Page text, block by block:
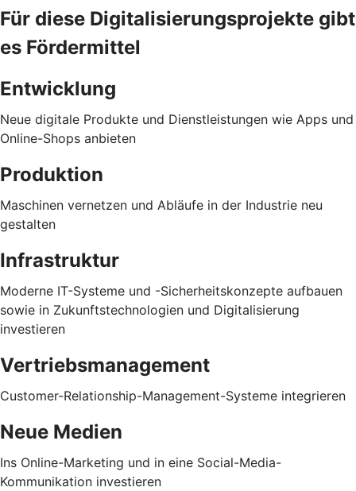
Für diese Digitalisierungsprojekte gibt
es Fördermittel
Entwicklung
Neue digitale Produkte und Dienstleistungen wie Apps und
Online-Shops anbieten
Produktion
Maschinen vernetzen und Abläufe in der Industrie neu
gestalten
Infrastruktur
Moderne IT-Systeme und -Sicherheitskonzepte aufbauen
sowie in Zukunftstechnologien und Digitalisierung
investieren
Vertriebsmanagement
Customer-Relationship-Management-Systeme integrieren
Neue Medien
Ins Online-Marketing und in eine Social-Media-
Kommunikation investieren